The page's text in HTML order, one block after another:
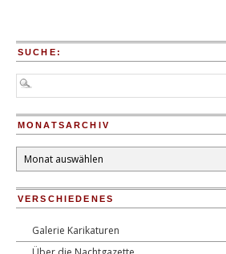
SUCHE:
MONATSARCHIV
Monatsarchiv
VERSCHIEDENES
Galerie Karikaturen